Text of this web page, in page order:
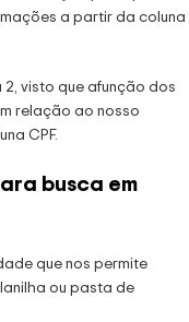
a partir da coluna
visto que afunção dos
relação ao nosso
CPF.
busca em
que nos permite
ou pasta de